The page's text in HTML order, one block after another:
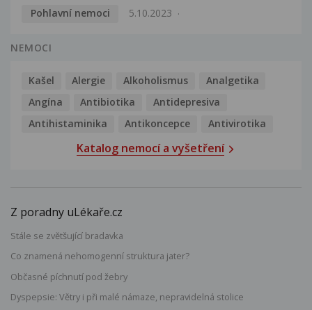
Pohlavní nemoci
5.10.2023
NEMOCI
Kašel Alergie Alkoholismus
Analgetika
Angína
Antibiotika
Antidepresiva
Antihistaminika
Antikoncepce Antivirotika
Katalog nemocí a vyšetření
Z poradny uLékaře.cz
Stále se zvětšující bradavka
Co znamená nehomogenní struktura jater?
Občasné píchnutí pod žebry
Dyspepsie: Větry i při malé námaze, nepravidelná stolice